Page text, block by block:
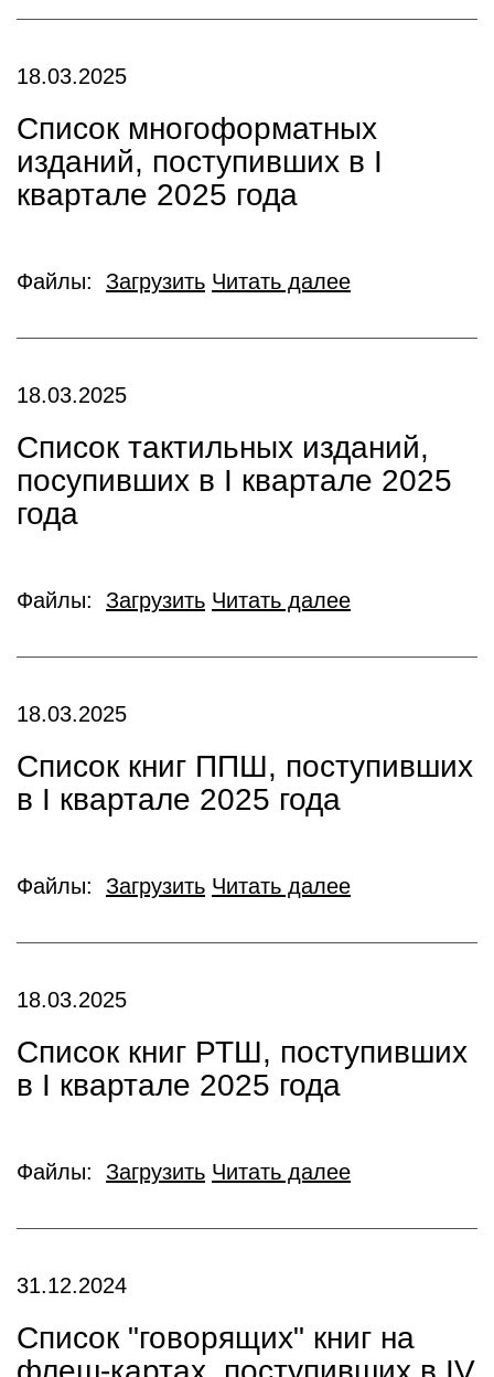
18.03.2025
Список многоформатных
изданий, поступивших в I
квартале 2025 года
Файлы: Загрузить Читать далее
18.03.2025
Список тактильных изданий,
посупивших в I квартале 2025
года
Файлы: Загрузить Читать далее
18.03.2025
Список книг ППШ, поступивших
в I квартале 2025 года
Файлы: Загрузить Читать далее
18.03.2025
Список книг РТШ, поступивших
в I квартале 2025 года
Файлы: Загрузить Читать далее
31.12.2024
Список "говорящих" книг на